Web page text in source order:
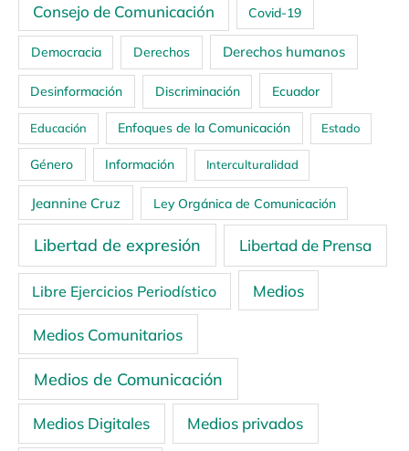
Consejo de Comunicación Covid-19
Democracia Derechos Derechos humanos
Desinformación Discriminación Ecuador
Educación Enfoques de la Comunicación Estado
Género Información Interculturalidad
Jeannine Cruz Ley Orgánica de Comunicación
Libertad de expresión Libertad de Prensa
Libre Ejercicios Periodístico Medios
Medios Comunitarios
Medios de Comunicación
Medios Digitales Medios privados